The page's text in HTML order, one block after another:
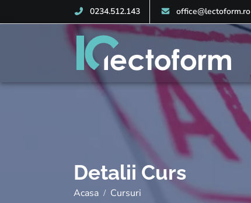
0234.512.143 office@lectoform.ro
Detalii Curs
Acasa Cursuri